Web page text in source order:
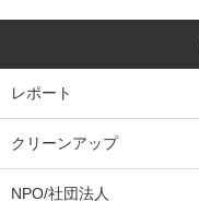
レポート
クリーンアップ
NPO/社団法人